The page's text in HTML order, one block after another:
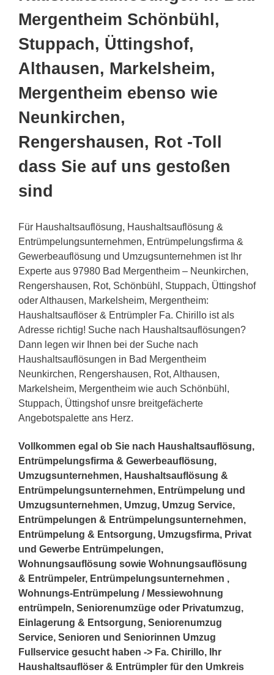
Mergentheim Schönbühl,
Stuppach, Üttingshof,
Althausen, Markelsheim,
Mergentheim ebenso wie
Neunkirchen,
Rengershausen, Rot -Toll
dass Sie auf uns gestoßen
sind
Für Haushaltsauflösung, Haushaltsauflösung &
Entrümpelungsunternehmen, Entrümpelungsfirma &
Gewerbeauflösung und Umzugsunternehmen ist Ihr
Experte aus 97980 Bad Mergentheim – Neunkirchen,
Rengershausen, Rot, Schönbühl, Stuppach, Üttingshof
oder Althausen, Markelsheim, Mergentheim:
Haushaltsauflöser & Entrümpler Fa. Chirillo ist als
Adresse richtig! Suche nach Haushaltsauflösungen?
Dann legen wir Ihnen bei der Suche nach
Haushaltsauflösungen in Bad Mergentheim
Neunkirchen, Rengershausen, Rot, Althausen,
Markelsheim, Mergentheim wie auch Schönbühl,
Stuppach, Üttingshof unsre breitgefächerte
Angebotspalette ans Herz.
Vollkommen egal ob Sie nach Haushaltsauflösung,
Entrümpelungsfirma & Gewerbeauflösung,
Umzugsunternehmen, Haushaltsauflösung &
Entrümpelungsunternehmen, Entrümpelung und
Umzugsunternehmen, Umzug, Umzug Service,
Entrümpelungen & Entrümpelungsunternehmen,
Entrümpelung & Entsorgung, Umzugsfirma, Privat
und Gewerbe Entrümpelungen,
Wohnungsauflösung sowie Wohnungsauflösung
& Entrümpeler, Entrümpelungsunternehmen ,
Wohnungs-Entrümpelung / Messiewohnung
entrümpeln, Seniorenumzüge oder Privatumzug,
Einlagerung & Entsorgung, Seniorenumzug
Service, Senioren und Seniorinnen Umzug
Fullservice gesucht haben -> Fa. Chirillo, Ihr
Haushaltsauflöser & Entrümpler für den Umkreis